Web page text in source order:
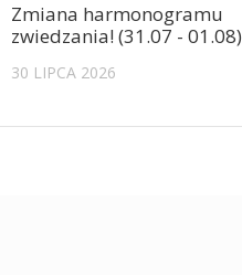
Zmiana harmonogramu
zwiedzania! (31.07 - 01.08)
30 LIPCA 2026